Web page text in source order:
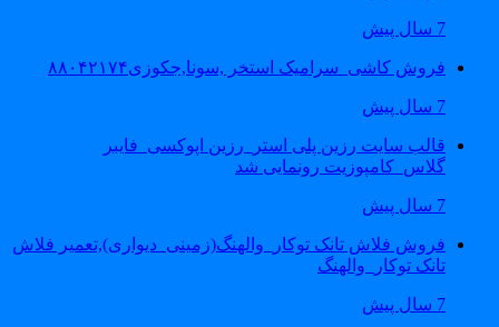
فروش کاشی_سرامیک استخر ,سونا,جکوزی۸۸۰۴۲۱۷۴
قالب سایت رزین پلی استر_رزین اپوکسی_فایبر
گلاس_کامپوزیت رونمایی شد
فروش فلاش تانک توکار_والهنگ(زمینی_دیواری),تعمیر فلاش
تانک توکار_والهنگ